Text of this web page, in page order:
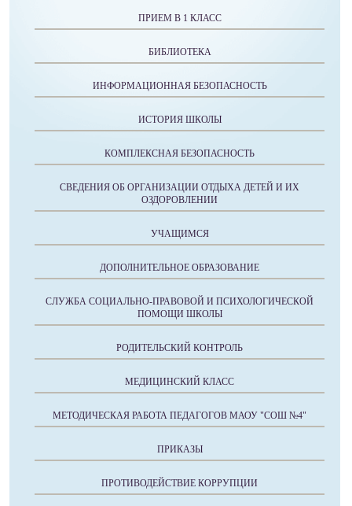
ПРИЕМ В 1 КЛАСС
БИБЛИОТЕКА
ИНФОРМАЦИОННАЯ БЕЗОПАСНОСТЬ
ИСТОРИЯ ШКОЛЫ
КОМПЛЕКСНАЯ БЕЗОПАСНОСТЬ
СВЕДЕНИЯ ОБ ОРГАНИЗАЦИИ ОТДЫХА ДЕТЕЙ И ИХ
ОЗДОРОВЛЕНИИ
УЧАЩИМСЯ
ДОПОЛНИТЕЛЬНОЕ ОБРАЗОВАНИЕ
СЛУЖБА СОЦИАЛЬНО-ПРАВОВОЙ И ПСИХОЛОГИЧЕСКОЙ
ПОМОЩИ ШКОЛЫ
РОДИТЕЛЬСКИЙ КОНТРОЛЬ
МЕДИЦИНСКИЙ КЛАСС
МЕТОДИЧЕСКАЯ РАБОТА ПЕДАГОГОВ МАОУ "СОШ №4"
ПРИКАЗЫ
ПРОТИВОДЕЙСТВИЕ КОРРУПЦИИ